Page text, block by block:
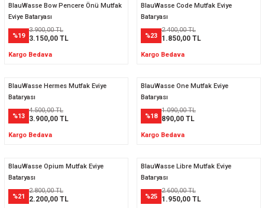
BlauWasse Bow Pencere Önü Mutfak
Eviye Bataryası
%19
3.900,00 TL
3.150,00 TL
Kargo Bedava
BlauWasse Code Mutfak Eviye
Bataryası
%23
2.400,00 TL
1.850,00 TL
Kargo Bedava
BlauWasse Hermes Mutfak Eviye
Bataryası
%13
4.500,00 TL
3.900,00 TL
Kargo Bedava
BlauWasse One Mutfak Eviye
Bataryası
%18
1.090,00 TL
890,00 TL
Kargo Bedava
BlauWasse Opium Mutfak Eviye
Bataryası
%21
2.800,00 TL
2.200,00 TL
BlauWasse Libre Mutfak Eviye
Bataryası
%25
2.600,00 TL
1.950,00 TL